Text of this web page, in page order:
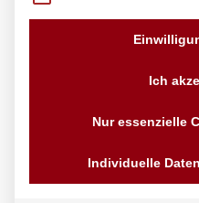
Ich
Nur essenzielle
Individuelle